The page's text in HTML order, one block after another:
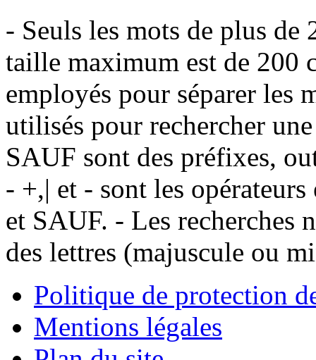
- Seuls les mots de plus de
taille maximum est de 200
employés pour séparer les
utilisés pour rechercher
SAUF sont des préfixes,
- +,| et - sont les
et SAUF. - Les recherches
des lettres (majuscule ou
Politique de protection
Mentions légales